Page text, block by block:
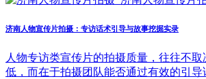
济南人物宣传片拍摄：专访话术引导与故事挖掘实录
人物专访类宣传片的拍摄质量，往往不
低，而在于拍摄团队能否通过有效的引